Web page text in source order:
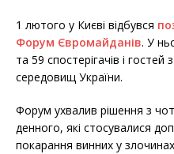
1 лютого у Києві відбувся
Форум Євромайданів. У
та 59 спостерігачів і
середовищ України.
Форум ухвалив рішення з
денного, які стосувалися
покарання винних у